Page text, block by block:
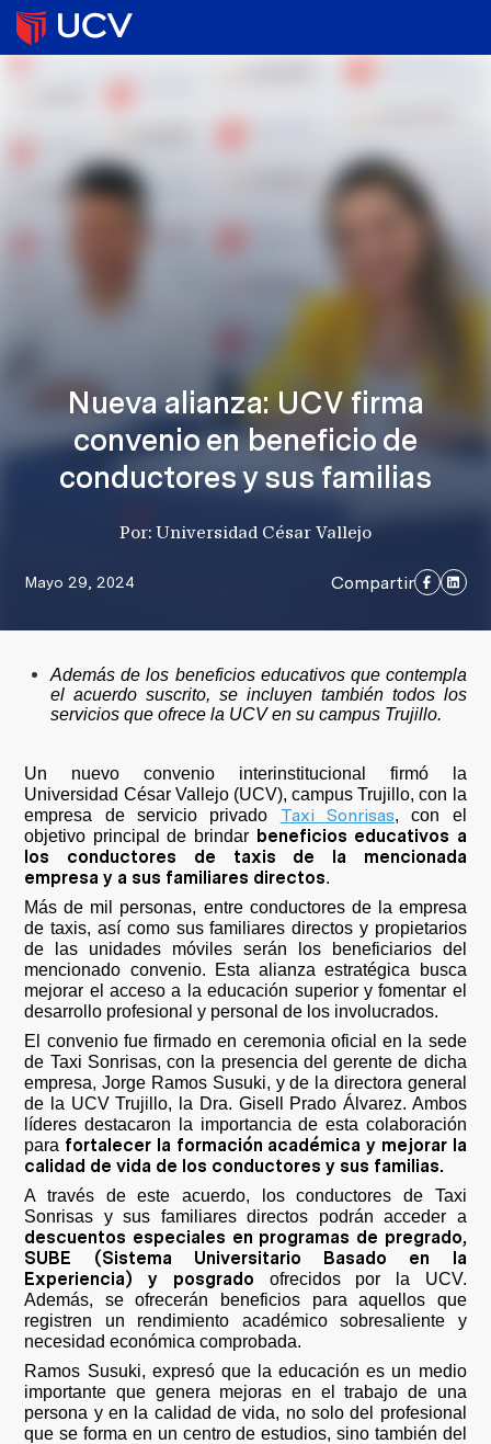
Nueva alianza: UCV firma
convenio en beneficio de
conductores y sus familias
Por: Universidad César Vallejo
Mayo 29, 2024 Compartir
Además de los beneficios educativos que contempla
el acuerdo suscrito, se incluyen también todos los
servicios que ofrece la UCV en su campus Trujillo.
Un nuevo convenio interinstitucional firmó la
Universidad César Vallejo (UCV), campus Trujillo, con la
empresa de servicio privado Taxi Sonrisas, con el
objetivo principal de brindar beneficios educativos a
los conductores de taxis de la mencionada
empresa y a sus familiares directos.
Más de mil personas, entre conductores de la empresa
de taxis, así como sus familiares directos y propietarios
de las unidades móviles serán los beneficiarios del
mencionado convenio. Esta alianza estratégica busca
mejorar el acceso a la educación superior y fomentar el
desarrollo profesional y personal de los involucrados.
El convenio fue firmado en ceremonia oficial en la sede
de Taxi Sonrisas, con la presencia del gerente de dicha
empresa, Jorge Ramos Susuki, y de la directora general
de la UCV Trujillo, la Dra. Gisell Prado Álvarez. Ambos
líderes destacaron la importancia de esta colaboración
para fortalecer la formación académica y mejorar la
calidad de vida de los conductores y sus familias.
A través de este acuerdo, los conductores de Taxi
Sonrisas y sus familiares directos podrán acceder a
descuentos especiales en programas de pregrado,
SUBE (Sistema Universitario Basado en la
Experiencia) y posgrado ofrecidos por la UCV.
Además, se ofrecerán beneficios para aquellos que
registren un rendimiento académico sobresaliente y
necesidad económica comprobada.
Ramos Susuki, expresó que la educación es un medio
importante que genera mejoras en el trabajo de una
persona y en la calidad de vida, no solo del profesional
que se forma en un centro de estudios, sino también del